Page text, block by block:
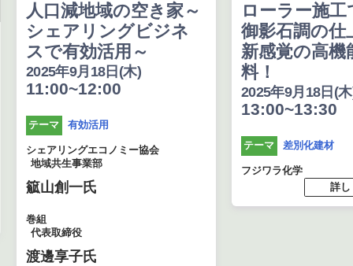
人口減地域の空き家～
シェアリングビジネ
スで有効活用～
2025年9月18日(木)
11:00~12:00
テーマ 有効活用
シェアリングエコノミー協会
地域共生事業部
䉉山創一氏
巻組
代表取締役
渡邊享子氏
ローラー施
御影石調の仕
新感覚の高機
料！
2025年9月18日(
13:00~13:30
テーマ 差別化建材
フジワラ化学
詳